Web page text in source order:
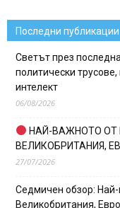
Последни публикации
Светът през
политически
интелект
06/08/2026
НАЙ-ВАЖНОТО ОТ
ВЕЛИКОБРИТАНИЯ,
27/07/2026
Седмичен обзор:
Великобритания,